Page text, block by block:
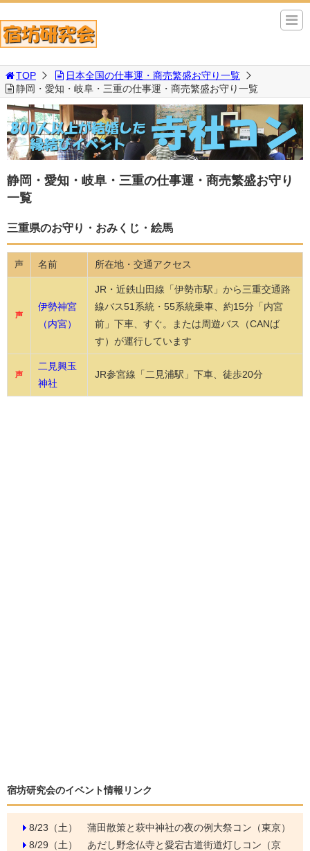
TOP
日本全国の仕事運・商売繁盛お守り一覧
静岡・愛知・岐阜・三重の仕事運・商売繁盛お守り一覧
静岡・愛知・岐阜・三重の仕事運・商売繁盛お守り
一覧
三重県のお守り・おみくじ・絵馬
声 名前 所在地・交通アクセス
声
伊勢神宮
（内宮）
JR・近鉄山田線「伊勢市駅」から三重交通路
線バス51系統・55系統乗車、約15分「内宮
前」下車、すぐ。または周遊バス（CANば
す）が運行しています
声
二見興玉
神社
JR参宮線「二見浦駅」下車、徒歩20分
宿坊研究会のイベント情報リンク
8/23（土） 蒲田散策と萩中神社の夜の例大祭コン（東京）
8/29（土） あだし野念仏寺と愛宕古道街道灯しコン（京